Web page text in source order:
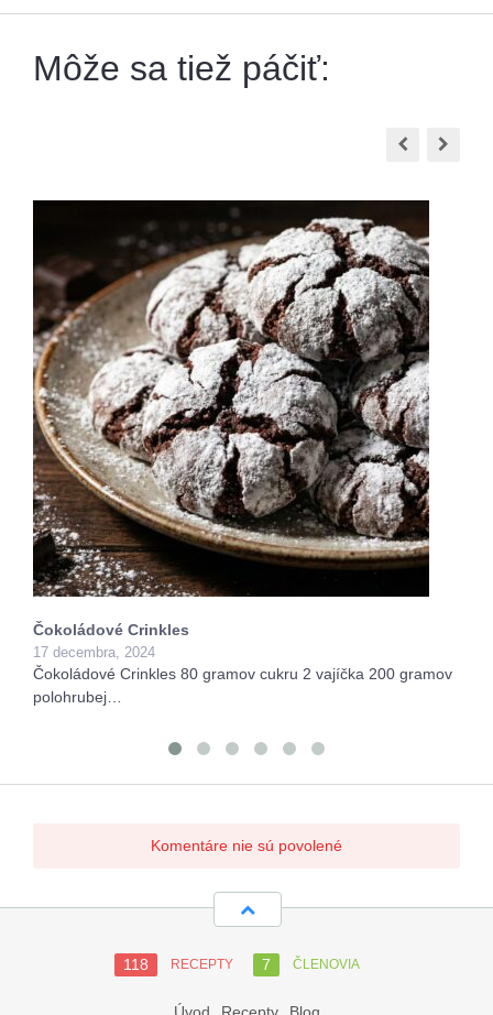
Môže sa tiež páčiť:
Čokoládové Crinkles
17 decembra, 2024
Čokoládové Crinkles 80 gramov cukru 2 vajíčka 200 gramov
polohrubej…
Komentáre nie sú povolené
118 RECEPTY 7 ČLENOVIA